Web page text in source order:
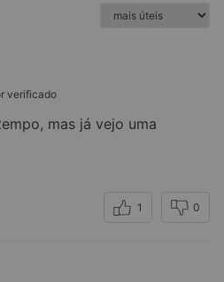
verificado
mas já vejo uma
1 0